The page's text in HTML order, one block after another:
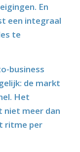
En
een integraal
te
business
de markt
Het
niet meer dan
ritme per